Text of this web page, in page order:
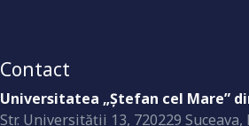
Contact
Universitatea „Ştefan cel Mare”
Str. Universităţii 13, 720229 Suceava,